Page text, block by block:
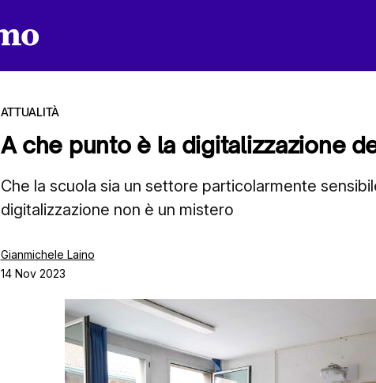
ATTUALITÀ
A che punto è la digitalizzazione
Che la scuola sia un settore particolarmente
digitalizzazione non è un mistero
Gianmichele Laino
14 Nov 2023